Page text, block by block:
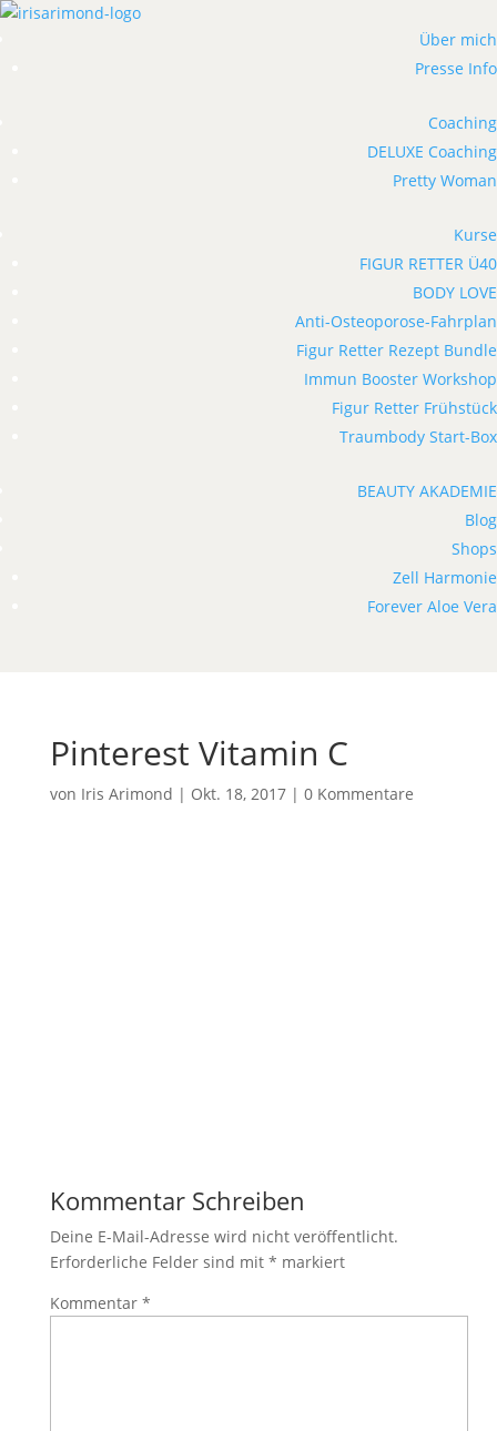
Über mich
Presse Info
Coaching
DELUXE Coaching
Pretty Woman
Kurse
FIGUR RETTER Ü40
BODY LOVE
Anti-Osteoporose-Fahrplan
Figur Retter Rezept Bundle
Immun Booster Workshop
Figur Retter Frühstück
Traumbody Start-Box
BEAUTY AKADEMIE
Blog
Shops
Zell Harmonie
Forever Aloe Vera
Pinterest Vitamin C
von Iris Arimond | Okt. 18, 2017| 0 Kommentare
Kommentar Schreiben
Deine E-Mail-Adresse wird nicht veröffentlicht.
Erforderliche Felder sind mit * markiert
Kommentar *